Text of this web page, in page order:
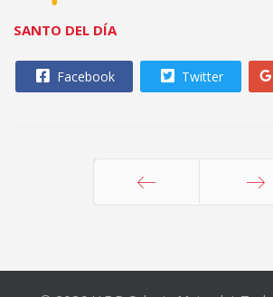
SANTO DEL DÍA
Facebook Twitter